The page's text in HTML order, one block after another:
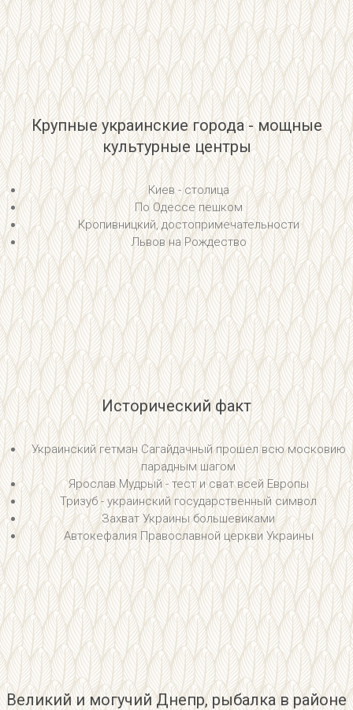
Крупные украинские города - мощные
культурные центры
Киев - столица
По Одессе пешком
Кропивницкий, достопримечательности
Львов на Рождество
Исторический факт
Украинский гетман Сагайдачный прошел всю московию
парадным шагом
Ярослав Мудрый - тест и сват всей Европы
Тризуб - украинский государственный символ
Захват Украины большевиками
Автокефалия Православной церкви Украины
Великий и могучий Днепр, рыбалка в районе